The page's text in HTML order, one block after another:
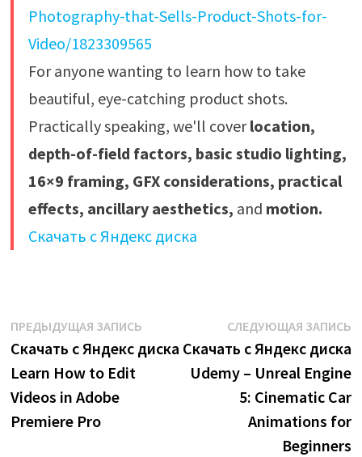
Photography-that-Sells-Product-Shots-for-
Video/1823309565
For anyone wanting to learn how to take
beautiful, eye-catching product shots.​
Practically speaking, we'll coverlocation,
depth-of-field factors, basic studio lighting,
16×9 framing, GFX considerations, practical
effects, ancillary aesthetics, and motion.
Скачать с Яндекс диска
Навигация
по
записям
ПРЕДЫДУЩАЯ ЗАПИСЬПредыдущая
запись:
Скачать с Яндекс диска
Learn How to Edit
Videos in Adobe
Premiere Pro
СЛЕДУЮЩАЯ ЗАПИСЬ
Скачать с Яндекс диска
Udemy – Unreal Engine
5: Cinematic Car
Animations for
Beginners